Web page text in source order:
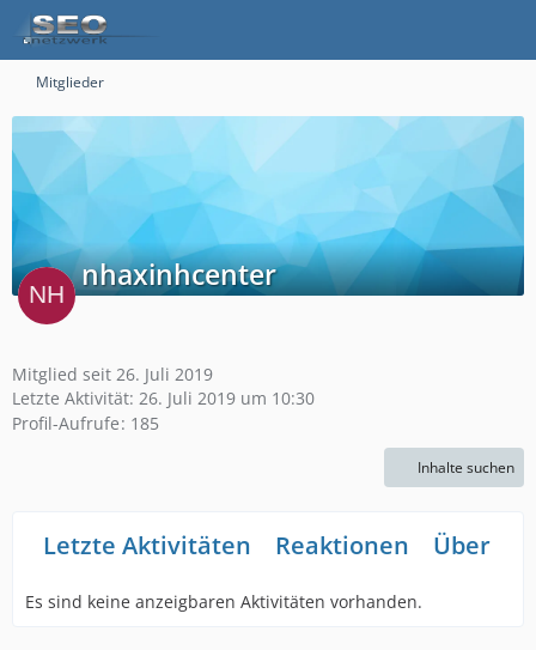
Mitglieder
nhaxinhcenter
Mitglied seit 26. Juli 2019
Letzte Aktivität: 26. Juli 2019 um 10:30
Profil-Aufrufe 185
Inhalte suchen
Letzte Aktivitäten Reaktionen Über
Es sind keine anzeigbaren Aktivitäten vorhanden.